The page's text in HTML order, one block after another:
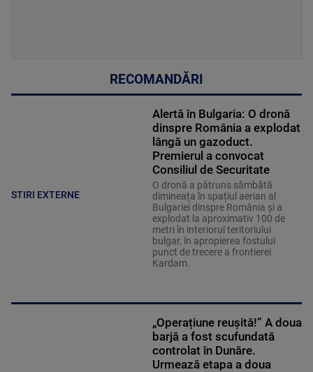
RECOMANDĂRI
STIRI EXTERNE
Alertă în Bulgaria: O dronă
dinspre România a explodat
lângă un gazoduct.
Premierul a convocat
Consiliul de Securitate
O dronă a pătruns sâmbătă
dimineața în spațiul aerian al
Bulgariei dinspre România și a
explodat la aproximativ 100 de
metri în interiorul teritoriului
bulgar, în apropierea fostului
punct de trecere a frontierei
Kardam.
„Operațiune reușită!” A doua
barjă a fost scufundată
controlat în Dunăre.
Urmează etapa a doua